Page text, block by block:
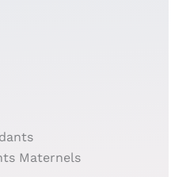
Maternels